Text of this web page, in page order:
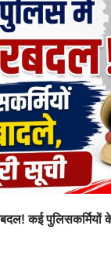
कई पुलिसकर्मियों